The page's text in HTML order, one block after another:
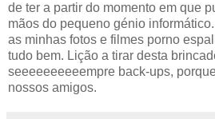
de ter a partir do momento em que
mãos do pequeno génio
as minhas fotos e filmes porno
tudo bem. Lição a tirar desta
seeeeeeeeeempre back-ups,
nossos amigos.